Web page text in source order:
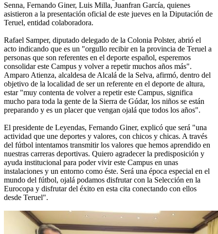
Senna, Fernando Giner, Luis Milla, Juanfran García, quienes
asistieron a la presentación oficial de este jueves en la Diputación de
Teruel, entidad colaboradora.
Rafael Samper, diputado delegado de la Colonia Polster, abrió el
acto indicando que es un "orgullo recibir en la provincia de Teruel a
personas que son referentes en el deporte español, esperemos
consolidar este Campus y volver a repetir muchos años más".
Amparo Atienza, alcaldesa de Alcalá de la Selva, afirmó, dentro del
objetivo de la localidad de ser un referente en el deporte de altura,
estar "muy contenta de volver a repetir este Campus, significa
mucho para toda la gente de la Sierra de Gúdar, los niños se están
preparando y es un placer que vengan ojalá que todos los años".
El presidente de Leyendas, Fernando Giner, explicó que será "una
actividad que une deportes y valores, con chicos y chicas. A través
del fútbol intentamos transmitir los valores que hemos aprendido en
nuestras carreras deportivas. Quiero agradecer la predisposición y
ayuda institucional para poder vivir este Campus en unas
instalaciones y un entorno como éste. Será una época especial en el
mundo del fútbol, ojalá podamos disfrutar con la Selección en la
Eurocopa y disfrutar del éxito en esta cita conectando con ellos
desde Teruel".